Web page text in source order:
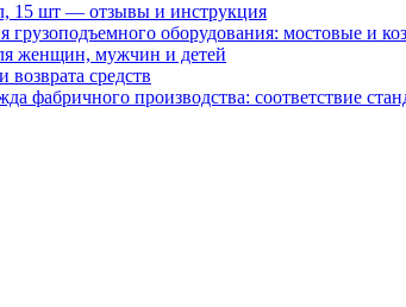
15 шт — отзывы и инструкция
грузоподъемного оборудования: мостовые и
женщин, мужчин и детей
средств
фабричного производства: соответствие